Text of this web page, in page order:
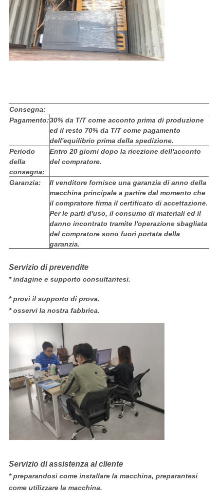
Consegna:
Pagamento:30% da T/T come acconto prima di produzione
ed il resto 70% da T/T come pagamento
dell'equilibrio prima della spedizione.
Periodo
della
consegna:
Entro 20 giorni dopo la ricezione dell'acconto
del compratore.
Garanzia:
Il venditore fornisce una garanzia di anno della
macchina principale a partire dal momento che
il compratore firma il certificato di accettazione.
Per le parti d'uso, il consumo di materiali ed il
danno incontrato tramite l'operazione sbagliata
del compratore sono fuori portata della
garanzia.
Servizio di prevendite
* indagine e supporto consultantesi.
* provi il supporto di prova.
* osservi la nostra fabbrica.
Servizio di assistenza al cliente
* preparandosi come installare la macchina, preparantesi
come utilizzare la macchina.